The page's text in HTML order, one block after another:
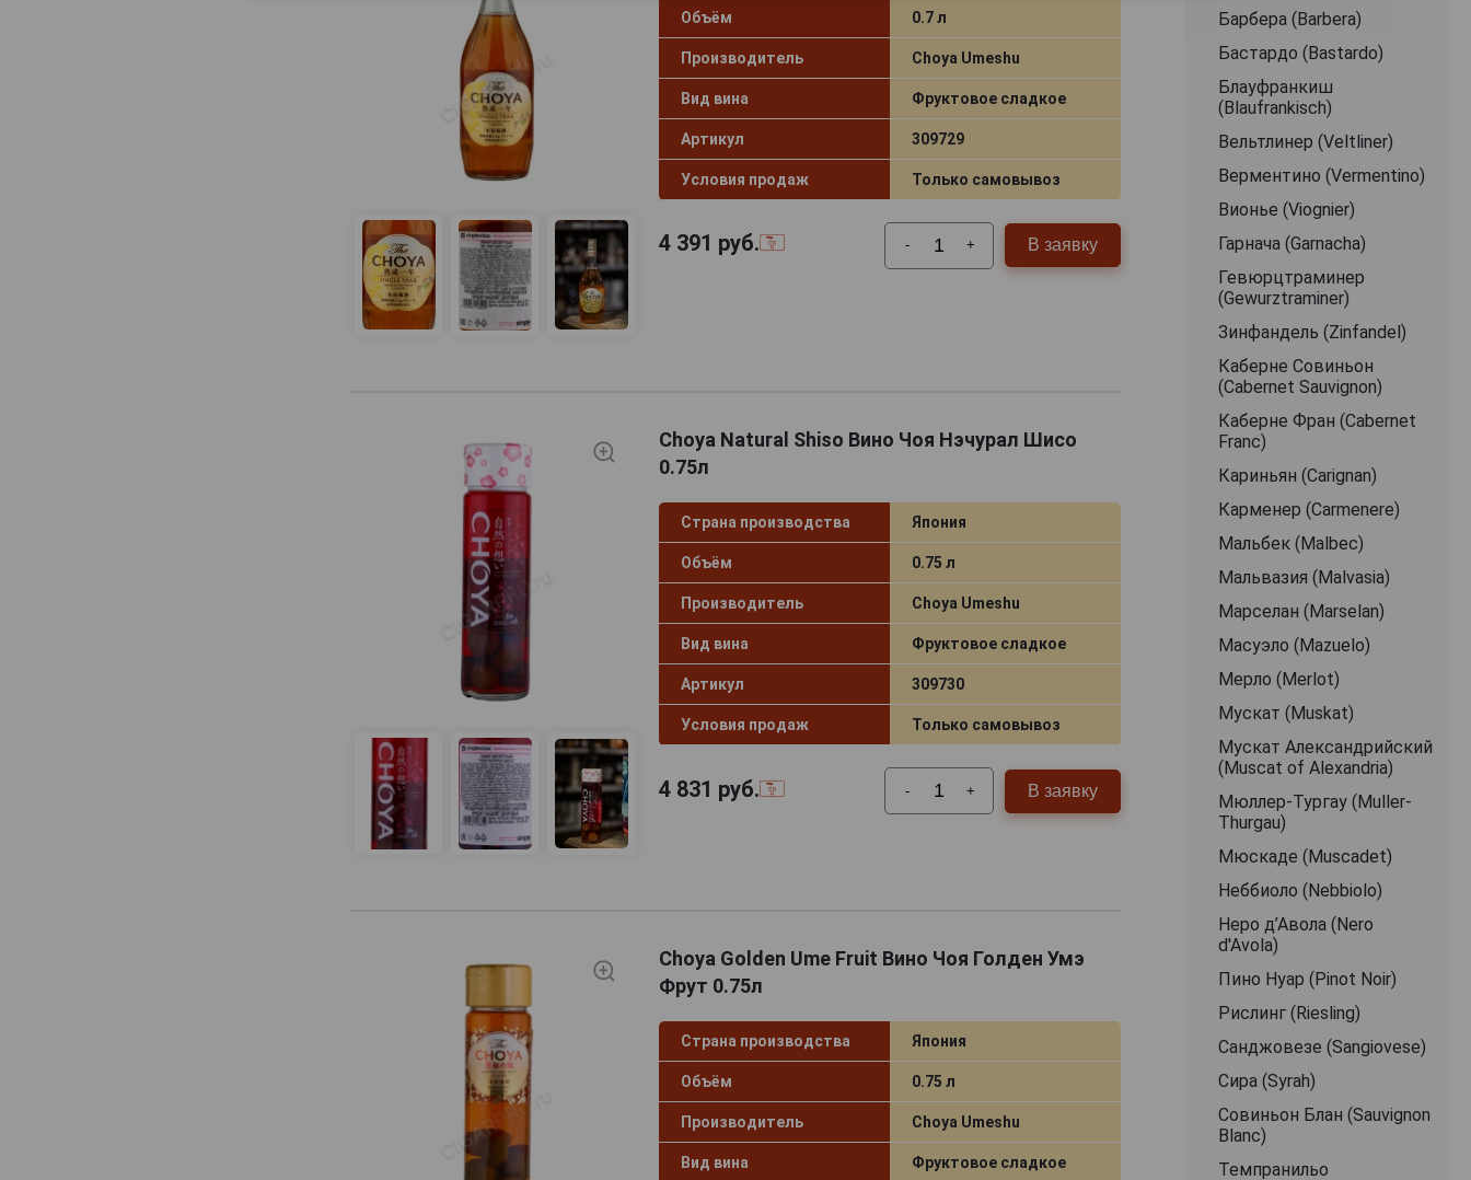
Объём 0.7 л
Производитель Choya Umeshu
Вид вина Фруктовое сладкое
Артикул 309729
Условия продаж Только самовывоз
4 391 руб. - + В заявку
Choya Natural Shiso Вино Чоя Нэчурал Шисо
0.75л
Страна производства Япония
Объём 0.75 л
Производитель Choya Umeshu
Вид вина Фруктовое сладкое
Артикул 309730
Условия продаж Только самовывоз
4 831 руб. - + В заявку
Choya Golden Ume Fruit Вино Чоя Голден Умэ
Фрут 0.75л
Страна производства Япония
Объём 0.75 л
Производитель Choya Umeshu
Вид вина Фруктовое сладкое
Барбера (Barbera)
Бастардо (Bastardo)
Блауфранкиш
(Blaufrankisch)
Вельтлинер (Veltliner)
Верментино (Vermentino)
Вионье (Viognier)
Гарнача (Garnacha)
Гевюрцтраминер
(Gewurztraminer)
Зинфандель (Zinfandel)
Каберне Совиньон
(Cabernet Sauvignon)
Каберне Фран (Cabernet
Franc)
Кариньян (Carignan)
Карменер (Carmenere)
Мальбек (Malbec)
Мальвазия (Malvasia)
Марселан (Marselan)
Масуэло (Mazuelo)
Мерло (Merlot)
Мускат (Muskat)
Мускат Александрийский
(Muscat of Alexandria)
Мюллер-Тургау (Muller-
Thurgau)
Мюскаде (Muscadet)
Неббиоло (Nebbiolo)
Неро д’Авола (Nero
d'Avola)
Пино Нуар (Pinot Noir)
Рислинг (Riesling)
Санджовезе (Sangiovese)
Сира (Syrah)
Совиньон Блан (Sauvignon
Blanc)
Темпранильо